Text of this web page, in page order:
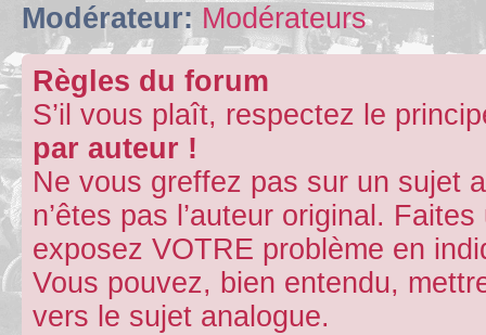
Modérateur: Modérateurs
Règles du forum
S’il vous plaît, respectez le
par auteur !
Ne vous greffez pas sur un sujet
n’êtes pas l’auteur original.
exposez VOTRE problème en
Vous pouvez, bien entendu,
vers le sujet analogue.